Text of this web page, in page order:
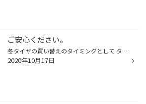
ご安心ください。
冬タイヤの買い替えのタイミングとして タイヤの年数が経って 硬くなってきましたね。 と 指摘されることがあります。 確かに 年数が経つと 硬くなります。 経年劣化は 保管状態・使用状態に よって異なります。 ブリヂストンの冬タイヤは 発砲ゴム。 スポンジみたいになってます。 だから 年数が経...
2020年10月17日